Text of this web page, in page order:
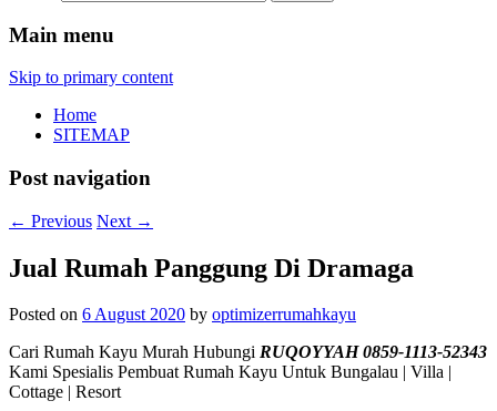
Main menu
Skip to primary content
Home
SITEMAP
Post navigation
← Previous Next →
Jual Rumah Panggung Di Dramaga
Posted on 6 August 2020 by optimizerrumahkayu
Cari Rumah Kayu Murah Hubungi RUQOYYAH 0859-1113-52343
Kami Spesialis Pembuat Rumah Kayu Untuk Bungalau | Villa |
Cottage | Resort